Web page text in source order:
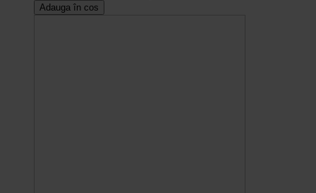
Adauga în cos